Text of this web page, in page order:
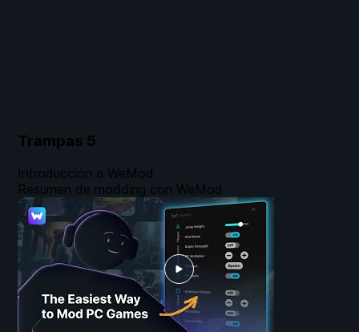
Trampas 5
Introducción a WeMod
Resumen de modding con WeMod